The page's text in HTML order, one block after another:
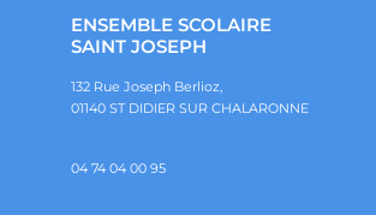
ENSEMBLE SCOLAIRE
SAINT JOSEPH
132 Rue Joseph Berlioz,
01140 ST DIDIER SUR CHALARONNE
04 74 04 00 95